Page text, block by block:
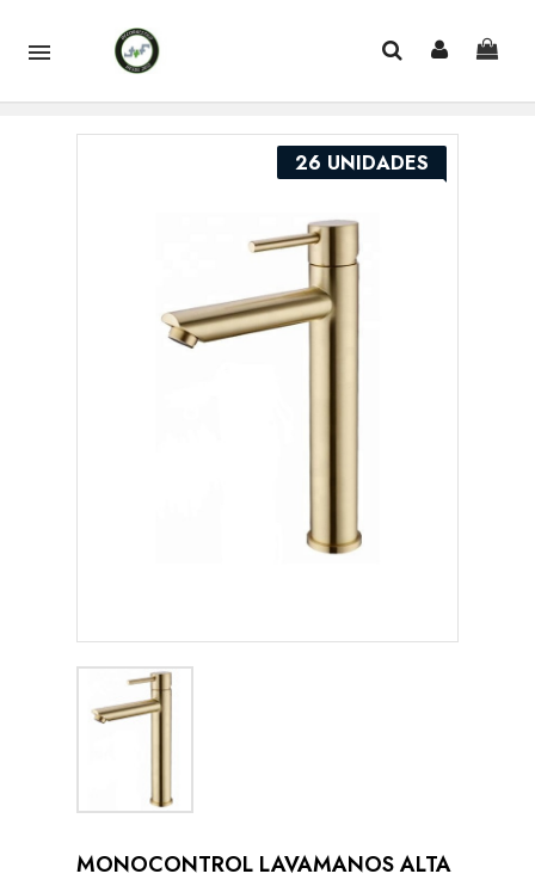

26 UNIDADES
MONOCONTROL LAVAMANOS ALTA